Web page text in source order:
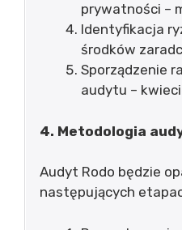
prywatności –
Identyfikacja
środków
Sporządzenie
audytu –
4. Metodologia
Audyt Rodo będzie
następujących